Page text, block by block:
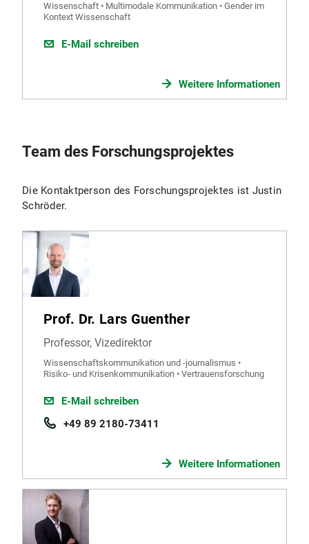
Wissenschaft • Multimodale Kommunikation • Gender im
Kontext Wissenschaft
E-Mail schreiben
Weitere Informationen
Team des Forschungsprojektes
Die Kontaktperson des Forschungsprojektes ist Justin
Schröder.
Prof. Dr. Lars Guenther
Professor, Vizedirektor
Wissenschaftskommunikation und -journalismus •
Risiko- und Krisenkommunikation • Vertrauensforschung
E-Mail schreiben
+49 89 2180-73411
Weitere Informationen